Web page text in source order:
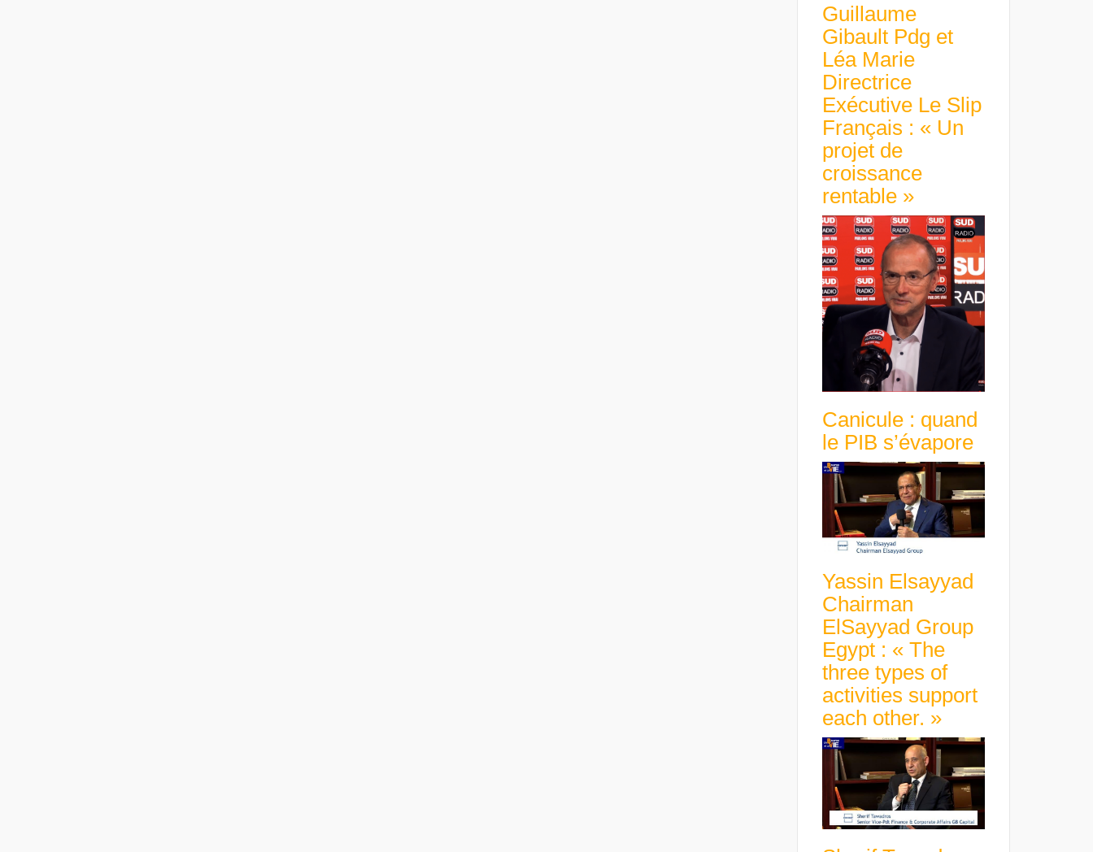
Guillaume
Gibault Pdg et
Léa Marie
Directrice
Exécutive Le Slip
Français : « Un
projet de
croissance
rentable »
Canicule : quand
le PIB s’évapore
Yassin Elsayyad
Chairman
ElSayyad Group
Egypt : « The
three types of
activities support
each other. »